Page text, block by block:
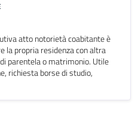
atto notorietà coabitante è
la propria residenza con altra
parentela o matrimonio. Utile
richiesta borse di studio,